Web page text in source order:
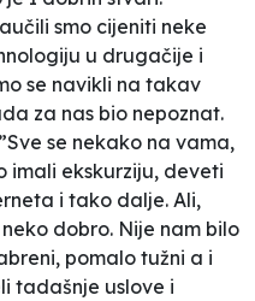
smo cijeniti neke
u drugačije i
se navikli na takav
za nas bio nepoznat.
se nekako na vama,
imali ekskurziju, deveti
i tako dalje. Ali,
dobro. Nije nam bilo
pomalo tužni a i
tadašnje uslove i